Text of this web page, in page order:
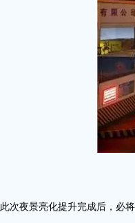
此次夜景亮化提升完成后，必